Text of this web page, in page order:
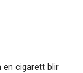
en cigarett blir